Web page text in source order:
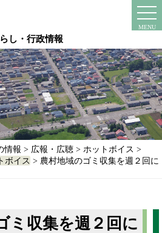
し・行政情報
MENU
情報 > 広報・広聴> ホットボイス >
ボイス > 農村地域のゴミ収集を週２回に
ミ収集を週２回に